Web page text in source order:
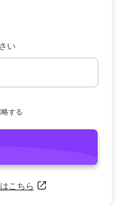
い
する
こちら